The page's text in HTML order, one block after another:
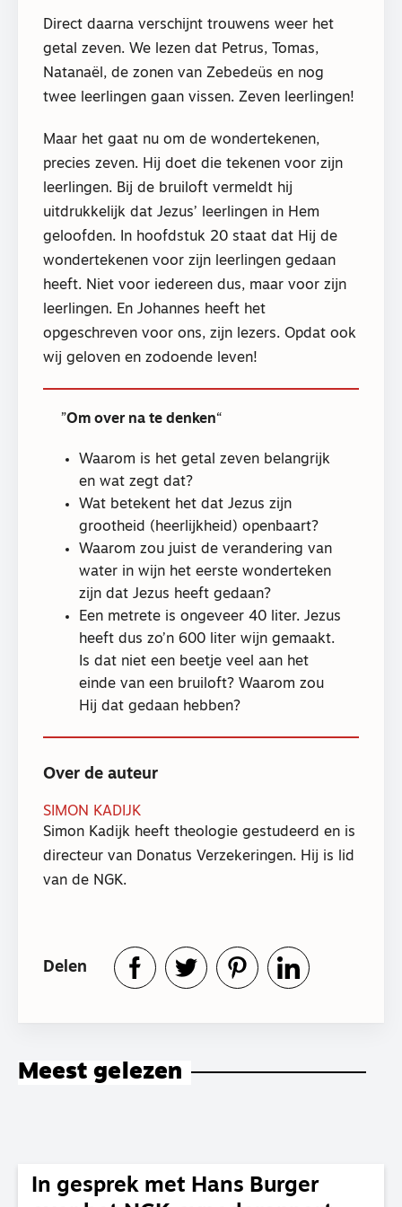
Direct daarna verschijnt trouwens weer het
getal zeven. We lezen dat Petrus, Tomas,
Natanaël, de zonen van Zebedeüs en nog
twee leerlingen gaan vissen. Zeven leerlingen!
Maar het gaat nu om de wondertekenen,
precies zeven. Hij doet die tekenen voor zijn
leerlingen. Bij de bruiloft vermeldt hij
uitdrukkelijk dat Jezus’ leerlingen in Hem
geloofden. In hoofdstuk 20 staat dat Hij de
wondertekenen voor zijn leerlingen gedaan
heeft. Niet voor iedereen dus, maar voor zijn
leerlingen. En Johannes heeft het
opgeschreven voor ons, zijn lezers. Opdat ook
wij geloven en zodoende leven!
Om over na te denken
Waarom is het getal zeven belangrijk
en wat zegt dat?
Wat betekent het dat Jezus zijn
grootheid (heerlijkheid) openbaart?
Waarom zou juist de verandering van
water in wijn het eerste wonderteken
zijn dat Jezus heeft gedaan?
Een metrete is ongeveer 40 liter. Jezus
heeft dus zo’n 600 liter wijn gemaakt.
Is dat niet een beetje veel aan het
einde van een bruiloft? Waarom zou
Hij dat gedaan hebben?
Over de auteur
SIMON KADIJK
Simon Kadijk heeft theologie gestudeerd en is
directeur van Donatus Verzekeringen. Hij is lid
van de NGK.
Delen
Meest gelezen
In gesprek met Hans Burger